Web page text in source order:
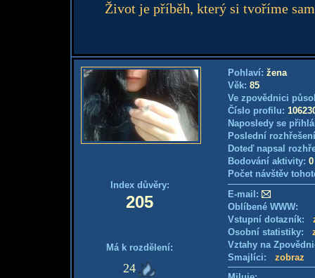
Život je příběh, který si tvoříme
Index důvěry:
205
Má k rozdělení:
24
Pohlaví: žena
Věk: 85
Ve zpovědnici
Číslo profilu:
Naposledy se
Poslední
Doteď napsal
Bodování aktivity:
Počet návštěv
E-mail:
Oblíbené WWW:
Vstupní dotazník:
Osobní statistiky:
Vztahy na
Smajlíci: zobraz